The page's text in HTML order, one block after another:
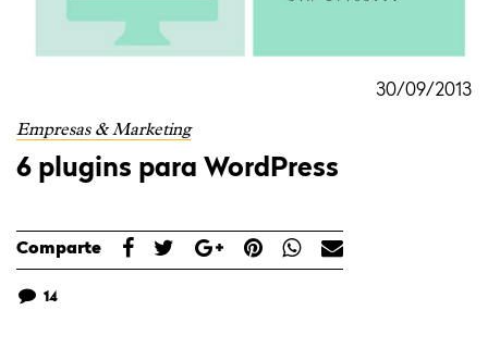
30/09/2013
Empresas & Marketing
6 plugins para WordPress
Comparte
14